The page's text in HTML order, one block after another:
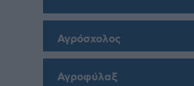
Αγρόσχολος
Αγροφύλαξ